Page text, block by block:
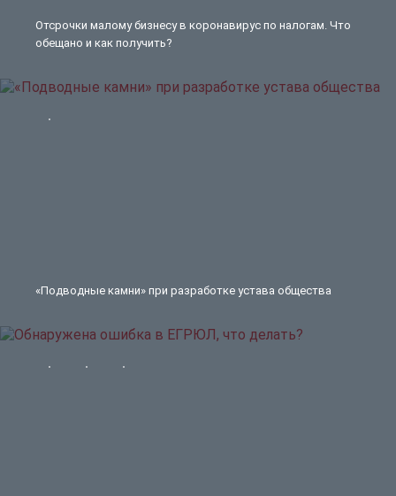
Отсрочки малому бизнесу в коронавирус по налогам. Что
обещано и как получить?
«Подводные камни» при разработке устава общества